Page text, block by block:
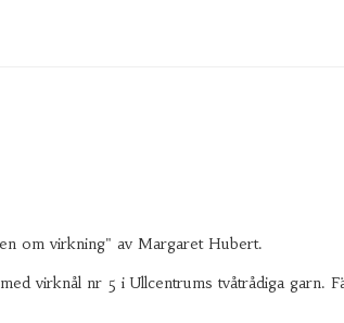
om virkning" av Margaret Hubert.
virknål nr 5 i Ullcentrums tvåtrådiga garn.